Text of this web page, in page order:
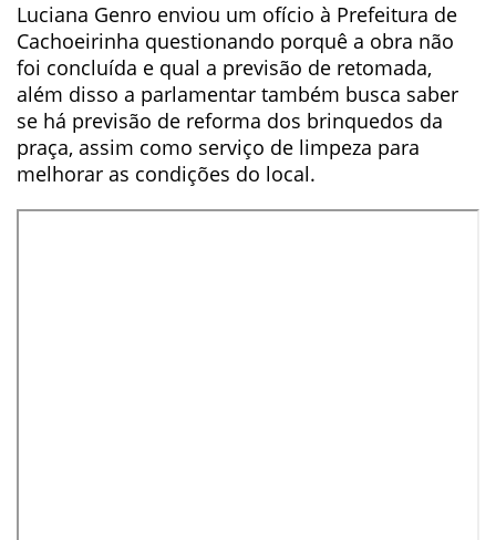
Luciana Genro enviou um ofício à Prefeitura de
Cachoeirinha questionando porquê a obra não
foi concluída e qual a previsão de retomada,
além disso a parlamentar também busca saber
se há previsão de reforma dos brinquedos da
praça, assim como serviço de limpeza para
melhorar as condições do local.